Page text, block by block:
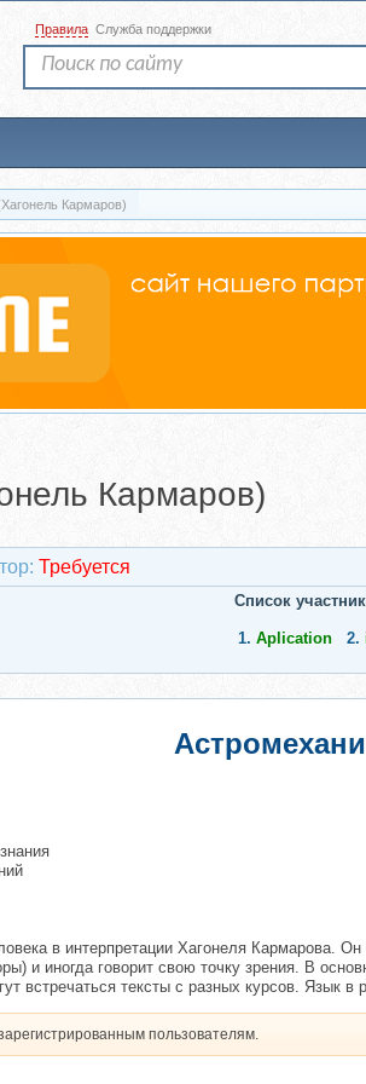
Правила Служба поддержки
Кармаров)
Кармаров)
Требуется
Список
1. Aplication 2.
в интерпретации Хагонеля Кармарова.
и иногда говорит свою точку зрения. В
встречаться тексты с разных курсов. Язык в
пользователям.